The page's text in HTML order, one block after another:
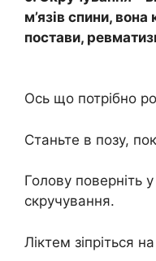
м’язів спини,
постави,
Ось що потрібно
Станьте в позу,
Голову поверніть
скручування.
Ліктем зіпріться